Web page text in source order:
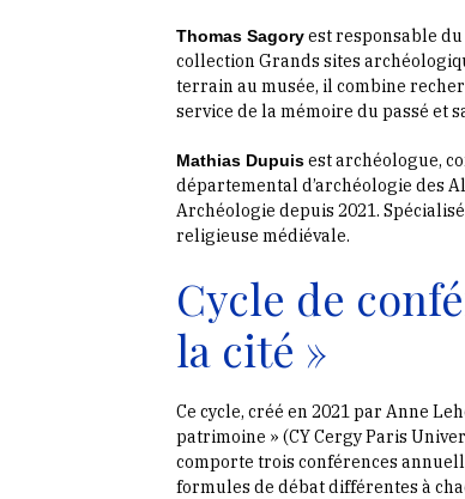
Thomas Sagoryest responsable du
collection Grands sites
terrain au musée, il combine
service de la mémoire du passé et
Mathias Dupuisest archéologue,
départemental d’archéologie des
Archéologie depuis 2021.
religieuse médiévale.
Cycle de
la cité »
Ce cycle, créé en 2021 par Anne
patrimoine » (CY Cergy Paris
comporte trois conférences
formules de débat différentes à